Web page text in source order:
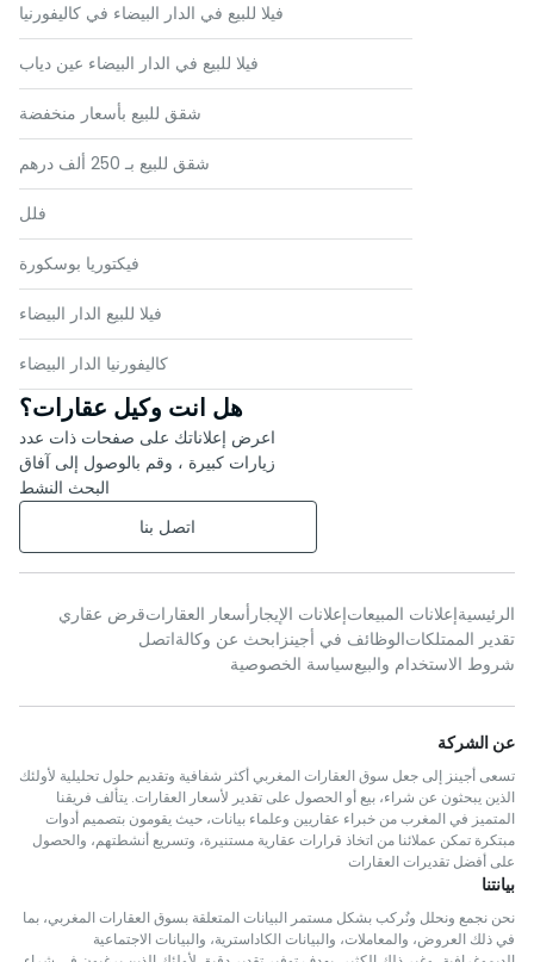
فيلا للبيع في الدار البيضاء في كاليفورنيا
فيلا للبيع في الدار البيضاء عين دياب
شقق للبيع بأسعار منخفضة
شقق للبيع بـ 250 ألف درهم
فلل
فيكتوريا بوسكورة
فيلا للبيع الدار البيضاء
كاليفورنيا الدار البيضاء
هل انت وكيل عقارات؟
اعرض إعلاناتك على صفحات ذات عدد
زيارات كبيرة ، وقم بالوصول إلى آفاق
البحث النشط
اتصل بنا
الرئيسيةإعلانات المبيعاتإعلانات الإيجار أسعار العقاراتقرض عقاري
تقدير الممتلكاتالوظائف في أجينز ابحث عن وكالةاتصل
شروط الاستخدام والبيعسياسة الخصوصية
عن الشركة
تسعى أجينز إلى جعل سوق العقارات المغربي أكثر شفافية وتقديم حلول تحليلية لأولئك
الذين يبحثون عن شراء، بيع أو الحصول على تقدير لأسعار العقارات. يتألف فريقنا
المتميز في المغرب من خبراء عقاريين وعلماء بيانات، حيث يقومون بتصميم أدوات
مبتكرة تمكن عملائنا من اتخاذ قرارات عقارية مستنيرة، وتسريع أنشطتهم، والحصول
على أفضل تقديرات العقارات
بيانتنا
نحن نجمع ونحلل ونُركب بشكل مستمر البيانات المتعلقة بسوق العقارات المغربي، بما
في ذلك العروض، والمعاملات، والبيانات الكاداسترية، والبيانات الاجتماعية